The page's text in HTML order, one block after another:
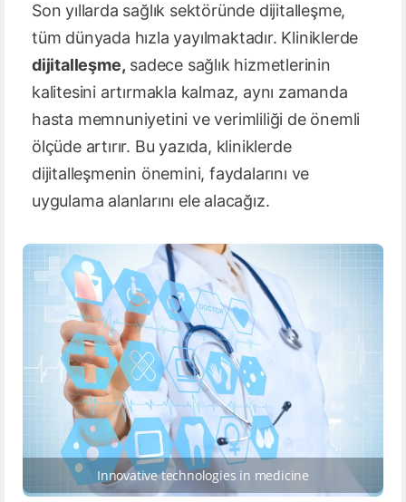
Son yıllarda sağlık sektöründe dijitalleşme,
tüm dünyada hızla yayılmaktadır. Kliniklerde
dijitalleşme, sadece sağlık hizmetlerinin
kalitesini artırmakla kalmaz, aynı zamanda
hasta memnuniyetini ve verimliliği de önemli
ölçüde artırır. Bu yazıda, kliniklerde
dijitalleşmenin önemini, faydalarını ve
uygulama alanlarını ele alacağız.
Innovative technologies in medicine